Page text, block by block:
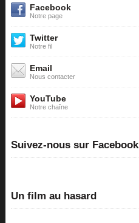
Facebook
Notre page
Twitter
Notre fil
Email
Nous contacter
YouTube
Notre chaîne
Suivez-nous sur Facebook
Un film au hasard